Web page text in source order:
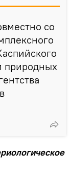
со
природных